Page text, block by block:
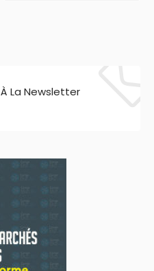
La Newsletter